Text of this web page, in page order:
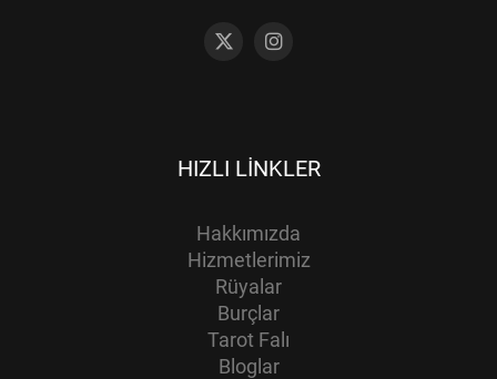
HIZLI LINKLER
Hakkımızda
Hizmetlerimiz
Rüyalar
Burçlar
Tarot Falı
Bloglar